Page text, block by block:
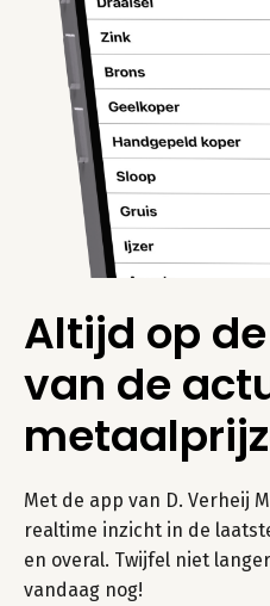
Altijd op
van de
Met de app van D. Verheij
realtime inzicht in de
en overal. Twijfel niet
vandaag nog!